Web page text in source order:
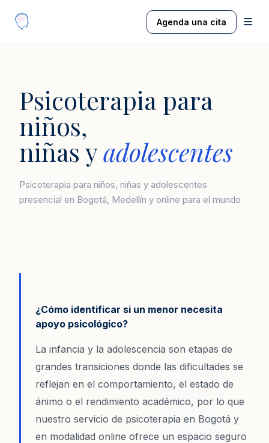
Agenda una cita
Psicoterapia para
niños,
niñas yadolescentes
Psicoterapia para niños, niñas y adolescentes
presencial en Bogotá, Medellín y online para el mundo
¿Cómo identificar si un menor necesita
apoyo psicológico?
La infancia y la adolescencia son etapas de
grandes transiciones donde las dificultades se
reflejan en el comportamiento, el estado de
ánimo o el rendimiento académico, por lo que
nuestro servicio de psicoterapia en Bogotá y
en modalidad online ofrece un espacio seguro